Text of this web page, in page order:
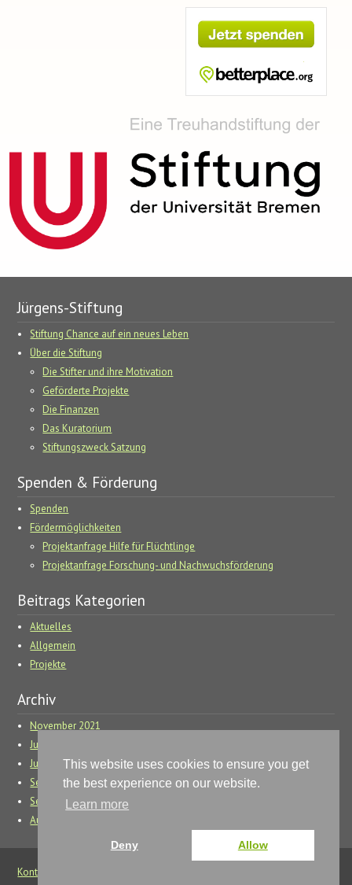
This website uses cookies to ensure you get
the best experience on our website.
Learn more
Deny Allow
Jürgens-Stiftung
Stiftung Chance auf ein neues Leben
Über die Stiftung
Die Stifter und ihre Motivation
Geförderte Projekte
Die Finanzen
Das Kuratorium
Stiftungszweck Satzung
Spenden & Förderung
Spenden
Fördermöglichkeiten
Projektanfrage Hilfe für Flüchtlinge
Projektanfrage Forschung- und Nachwuchsförderung
Beitrags Kategorien
Aktuelles
Allgemein
Projekte
Archiv
November 2021
Juli 2018
Juni 2018
September 2017
September 2016
August 2016
Kontakt